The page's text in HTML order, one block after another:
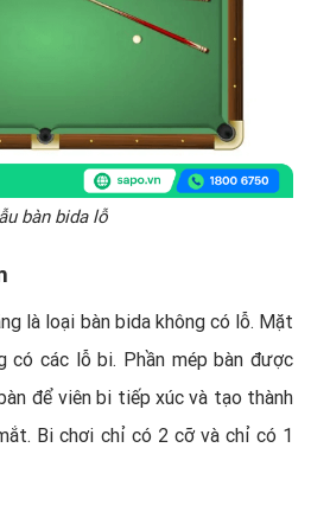
bàn bida lỗ
là loại bàn bida không có lỗ. Mặt
có các lỗ bi. Phần mép bàn được
để viên bi tiếp xúc và tạo thành
Bi chơi chỉ có 2 cỡ và chỉ có 1